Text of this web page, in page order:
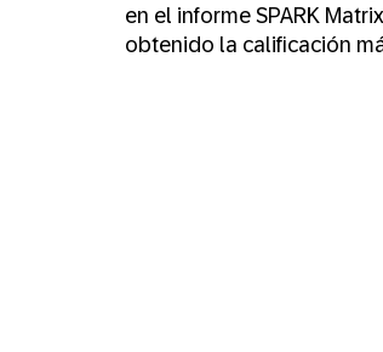
en el informe SPARK
obtenido la calificación